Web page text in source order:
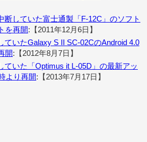
断していた富士通製「F-12C」のソフト
を再開:【2011年12月6日】
ていたGalaxy S II SC-02CのAndroid 4.0
開:【2012年8月7日】
ていた「Optimus it L-05D」の最新アッ
より再開:【2013年7月17日】